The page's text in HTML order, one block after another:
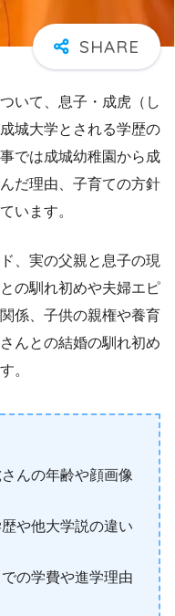
いて、息子・成虎（し
城大学とされる学歴の
では成城幼稚園から成
だ理由、子育ての方針
います。
、実の父親と息子の現
の馴れ初めや夫婦エピ
係、子供の親権や養育
んとの結婚の馴れ初め
。
んの年齢や顔画像
や他大学説の違い
の学費や進学理由